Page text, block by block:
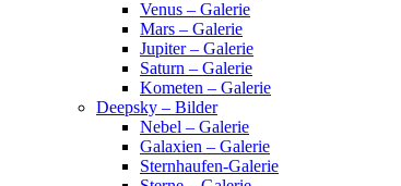
Venus – Galerie
Mars – Galerie
Jupiter – Galerie
Saturn – Galerie
Kometen – Galerie
Deepsky – Bilder
Nebel – Galerie
Galaxien – Galerie
Sternhaufen-Galerie